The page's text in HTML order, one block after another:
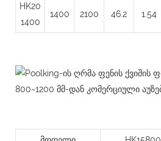
HK20
1400
1400 2100 46.2 1.54